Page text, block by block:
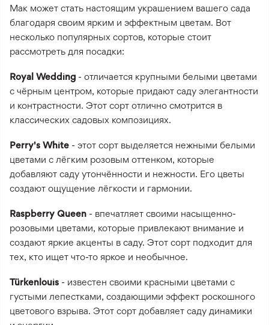
Мак может стать настоящим украшением вашего сада
благодаря своим ярким и эффектным цветам. Вот
несколько популярных сортов, которые стоит
рассмотреть для посадки:
Royal Wedding - отличается крупными белыми цветами
с чёрным центром, которые придают саду элегантности
и контрастности. Этот сорт отлично смотрится в
классических садовых композициях.
Perry's White - этот сорт выделяется нежными белыми
цветами с лёгким розовым оттенком, которые
добавляют саду утончённости и нежности. Его цветы
создают ощущение лёгкости и гармонии.
Raspberry Queen - впечатляет своими насыщенно-
розовыми цветами, которые привлекают внимание и
создают яркие акценты в саду. Этот сорт подходит для
тех, кто ищет что-то яркое и необычное.
Türkenlouis - известен своими красными цветами с
густыми лепестками, создающими эффект роскошного
цветового взрыва. Этот сорт добавляет саду динамики